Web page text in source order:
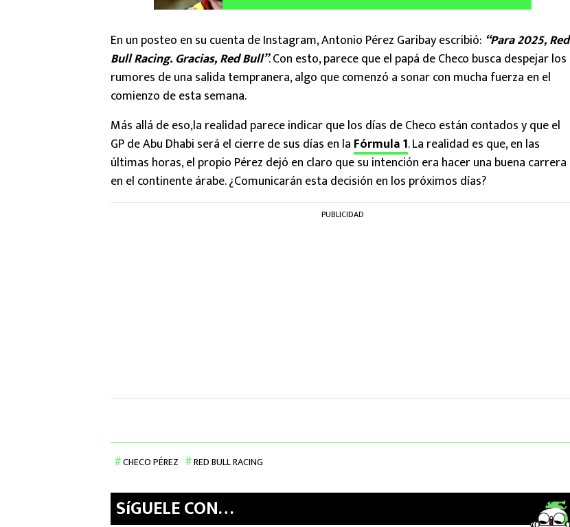
En un posteo en su cuenta de Instagram, Antonio Pérez Garibay escribió: “Para 2025, Red
Bull Racing. Gracias, Red Bull”. Con esto, parece que el papá de Checo busca despejar los
rumores de una salida tempranera, algo que comenzó a sonar con mucha fuerza en el
comienzo de esta semana.
Más allá de eso,la realidad parece indicar que los días de Checo están contados y que el
GP de Abu Dhabi será el cierre de sus días en la Fórmula 1. La realidad es que, en las
últimas horas, el propio Pérez dejó en claro que su intención era hacer una buena carrera
en el continente árabe. ¿Comunicarán esta decisión en los próximos días?
PUBLICIDAD
CHECO PÉREZ RED BULL RACING
SíGUELE CON…